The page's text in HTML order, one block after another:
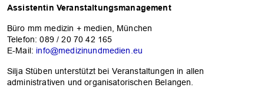
Assistentin Veranstaltungsmanagement
Büro mm medizin + medien, München
Telefon: 089 / 20 70 42 165
E-Mail: info@medizinundmedien.eu
Silja Stüben unterstützt bei Veranstaltungen in allen
administrativen und organisatorischen Belangen.